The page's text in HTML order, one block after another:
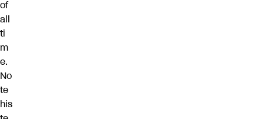
of
all
ti
m
e.
No
te
his